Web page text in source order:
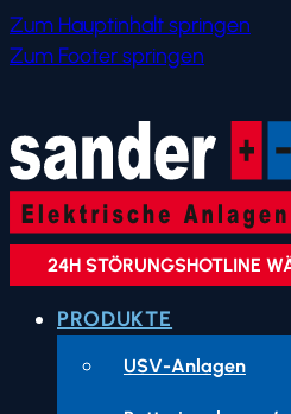
Zum Hauptinhalt springen
Zum Footer springen
24H STÖRUNGSHOTLINE
PRODUKTE
USV-Anlagen